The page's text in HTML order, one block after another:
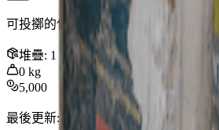
可投擲的化學光源，照亮周圍區域。
堆疊: 1
0 kg
5,000
最後更新: Nov 13, 2025